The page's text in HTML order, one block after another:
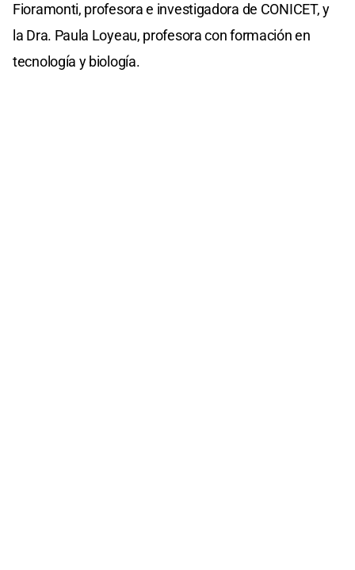
Fioramonti, profesora e investigadora de CONICET, y
la Dra. Paula Loyeau, profesora con formación en
tecnología y biología.